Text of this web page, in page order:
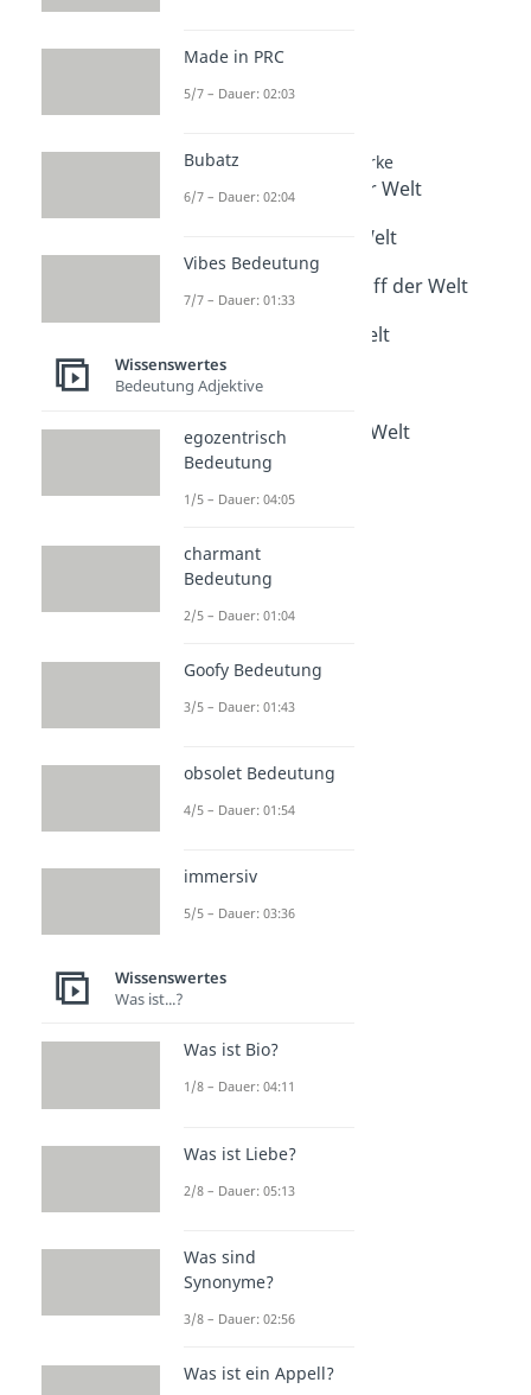
Weitere Inhalte:
Rekorde rund um Bauwerke
Höchstes Gebäude der Welt
Längster Tunnel der Welt
Dauer: 04:30
Größtes Containerschiff der Welt
Dauer: 03:06
Schnellster Zug der Welt
Dauer: 05:37
Tiefster Pool der Welt
Die größte Statue der Welt
Dauer: 04:53
Made in PRC
5/7 – Dauer: 02:03
Bubatz
6/7 – Dauer: 02:04
Vibes Bedeutung
7/7 – Dauer: 01:33
Wissenswertes
Bedeutung Adjektive
egozentrisch
Bedeutung
1/5 – Dauer: 04:05
charmant
Bedeutung
2/5 – Dauer: 01:04
Goofy Bedeutung
3/5 – Dauer: 01:43
obsolet Bedeutung
4/5 – Dauer: 01:54
immersiv
5/5 – Dauer: 03:36
Wissenswertes
Was ist...?
Was ist Bio?
1/8 – Dauer: 04:11
Was ist Liebe?
2/8 – Dauer: 05:13
Was sind
Synonyme?
3/8 – Dauer: 02:56
Was ist ein Appell?